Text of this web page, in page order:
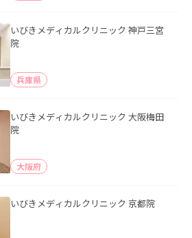
いびきメディカルクリニック 神戸三宮
院
兵庫県
いびきメディカルクリニック 大阪梅田
院
大阪府
いびきメディカルクリニック 京都院